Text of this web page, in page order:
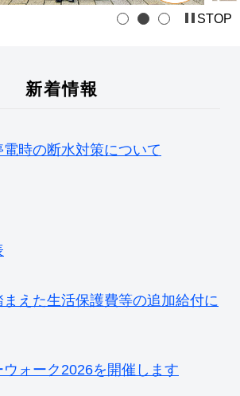
STOP
新着情報
時の断水対策について
えた生活保護費等の追加給付に
ォーク2026を開催します